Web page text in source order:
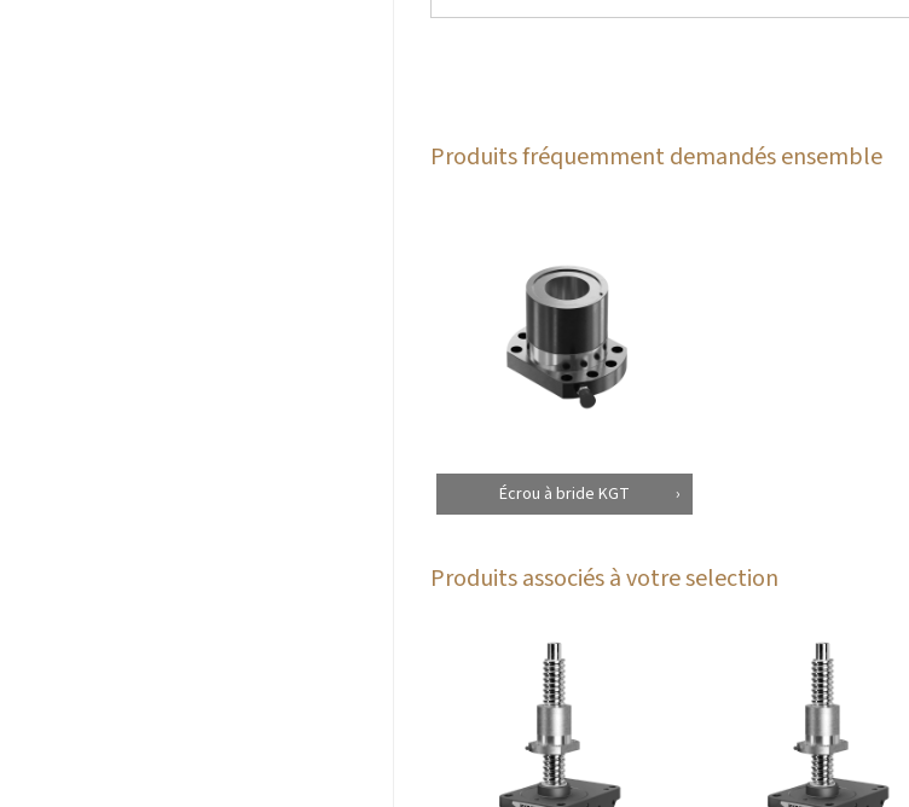
Produits fréquemment demandés ensemble
Écrou à bride KGT
Produits associés à votre selection